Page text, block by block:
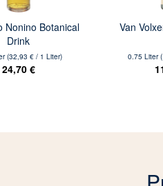
Nonino Botanical
Drink
(32,93 € / 1 Liter)
24,70 €
Van
0.75 Liter